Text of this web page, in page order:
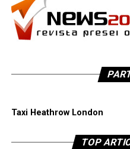
Investiția în ambalaje care
conținutului reflectă
munca sa și pentru
materiale care combină
transparența ferestrei
raft și protejează calitatea
și consolidează imaginea
superioară și sigură.
Taxi Heathrow London
TOP